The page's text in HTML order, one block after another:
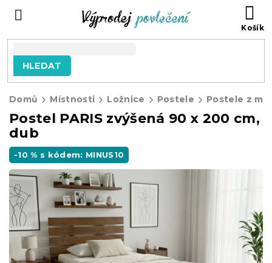
HLEDAT
Domů Místnosti Ložnice Postele Postele z
Postel PARIS zvýšená 90 x 200 cm,
dub
-10 % s kódem: MINUS10